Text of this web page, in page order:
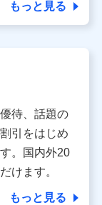
もっと見る
待、話題の
引をはじめ
。国内外20
けます。
もっと見る